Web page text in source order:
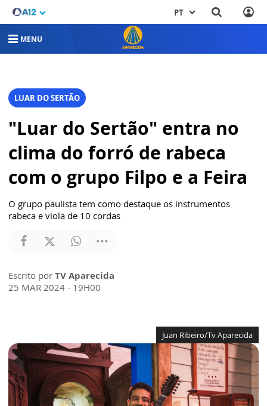
PT
MENU
LUAR DO SERTÃO
"Luar do Sertão" entra no
clima do forró de rabeca
com o grupo Filpo e a Feira
O grupo paulista tem como destaque os instrumentos
rabeca e viola de 10 cordas
Escrito por TV Aparecida
25 MAR 2024 - 19H00
Juan Ribeiro/Tv Aparecida